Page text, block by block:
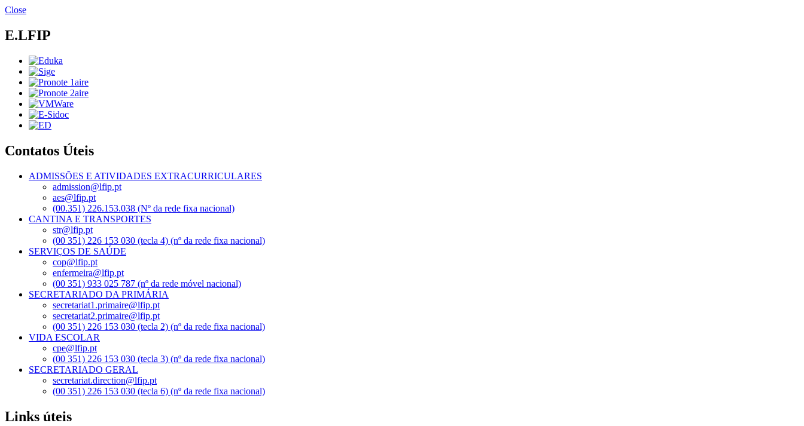
Passar
o
conteúdo
Close
E.LFIP
Contatos Úteis
ADMISSÕES E ATIVIDADES EXTRACURRICULARES
admission@lfip.pt
aes@lfip.pt
(00.351) 226.153.038 (Nº da rede fixa nacional)
CANTINA E TRANSPORTES
str@lfip.pt
(00 351) 226 153 030 (tecla 4) (nº da rede fixa nacional)
SERVIÇOS DE SAÚDE
cop@lfip.pt
enfermeira@lfip.pt
(00 351) 933 025 787 (nº da rede móvel nacional)
SECRETARIADO DA PRIMÁRIA
secretariat1.primaire@lfip.pt
secretariat2.primaire@lfip.pt
(00 351) 226 153 030 (tecla 2) (nº da rede fixa nacional)
VIDA ESCOLAR
cpe@lfip.pt
(00 351) 226 153 030 (tecla 3) (nº da rede fixa nacional)
SECRETARIADO GERAL
secretariat.direction@lfip.pt
(00 351) 226 153 030 (tecla 6) (nº da rede fixa nacional)
Links úteis